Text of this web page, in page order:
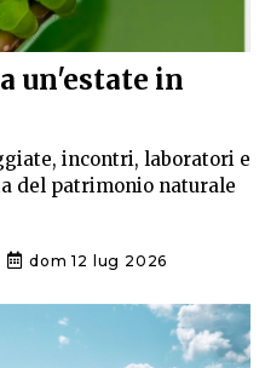
un'estate in
incontri, laboratori e
del patrimonio naturale
dom 12 lug 2026